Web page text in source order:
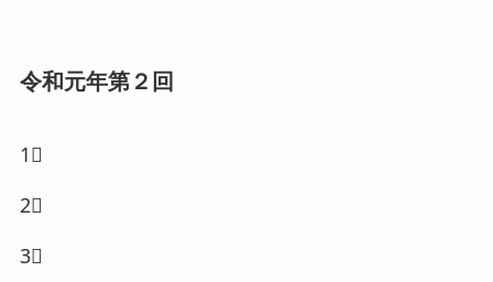
令和元年第２回
1⃣
2⃣
3⃣